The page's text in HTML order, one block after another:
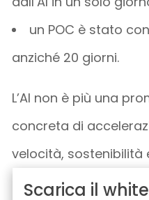
un POC è stato
anziché 20 giorni.
L’AI non è più una
concreta di
velocità, sostenibilità
Scarica il